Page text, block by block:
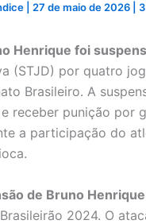
27 de maio de 2026
Henrique foi
(STJD) por quatro
Brasileiro. A
receber punição por
a participação do
de Bruno Henrique
2024. O